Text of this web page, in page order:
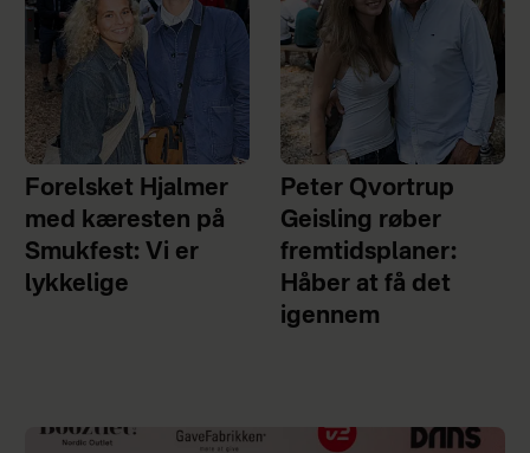
Forelsket Hjalmer
med kæresten på
Smukfest: Vi er
lykkelige
Peter Qvortrup
Geisling røber
fremtidsplaner:
Håber at få det
igennem